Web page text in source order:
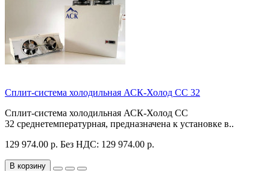
Сплит-система холодильная АСК-Холод CC 32
Сплит-система холодильная АСК-Холод CC
32 среднетемпературная, предназначена к установке в..
129 974.00 р. Без НДС: 129 974.00 р.
В корзину